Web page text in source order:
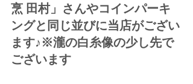
烹 田村」さんやコインパーキ
ングと同じ並びに当店がござい
ます♪※瀧の白糸像の少し先で
ございます